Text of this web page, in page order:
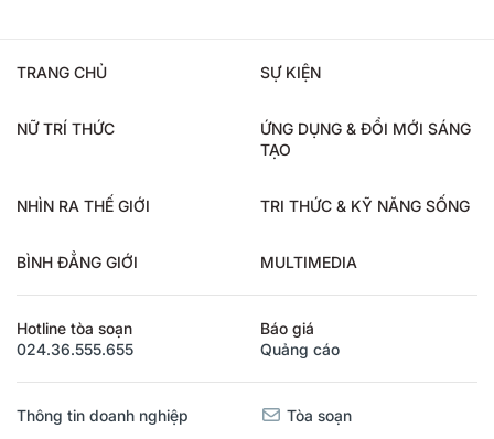
TRANG CHỦ SỰ KIỆN
NỮ TRÍ THỨC
ỨNG DỤNG & ĐỔI MỚI SÁNG
TẠO
NHÌN RA THẾ GIỚI TRI THỨC & KỸ NĂNG SỐNG
BÌNH ĐẲNG GIỚI MULTIMEDIA
Hotline tòa soạn
024.36.555.655
Báo giá
Quảng cáo
Thông tin doanh nghiệp Tòa soạn